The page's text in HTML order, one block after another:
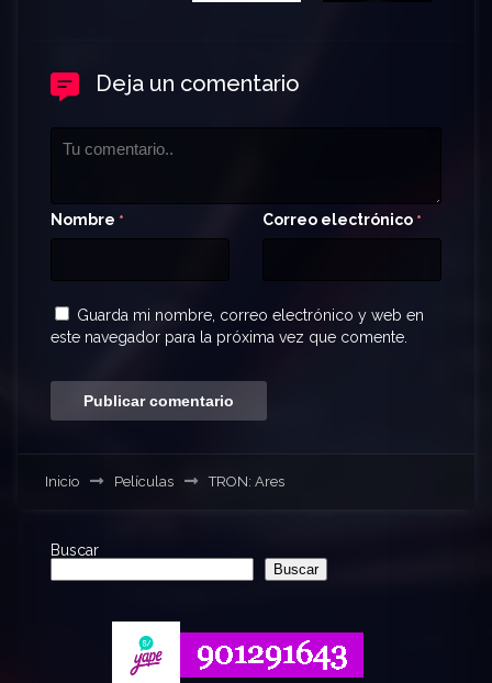
Deja un comentario
Nombre * Correo electrónico *
Guarda mi nombre, correo electrónico y web en
este navegador para la próxima vez que comente.
Inicio Películas TRON: Ares
Buscar
Buscar